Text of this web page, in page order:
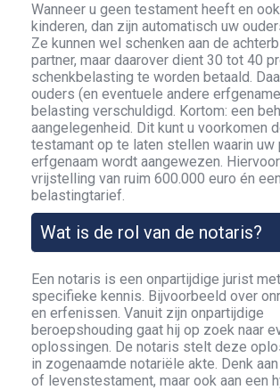
Wanneer u geen testament heeft en
kinderen, dan zijn automatisch uw
Ze kunnen wel schenken aan de
partner, maar daarover dient 30 tot 40
schenkbelasting te worden betaald.
ouders (en eventuele andere
belasting verschuldigd. Kortom: een
aangelegenheid. Dit kunt u voorkomen
testamant op te laten stellen waarin uw
erfgenaam wordt aangewezen.
vrijstelling van ruim 600.000 euro én
belastingtarief.
Wat is de rol van de notaris?
Een notaris is een onpartijdige jurist
specifieke kennis. Bijvoorbeeld over
en erfenissen. Vanuit zijn onpartijdige
beroepshouding gaat hij op zoek naar
oplossingen. De notaris stelt deze
in zogenaamde notariële akte. Denk
of levenstestament, maar ook aan een